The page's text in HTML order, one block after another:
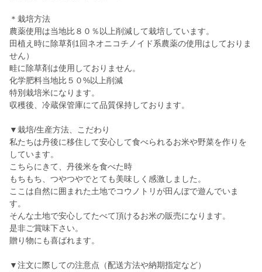
＊栽培方法
農薬使用は当地比８０％以上削減して栽培しています。
田植え時に除草剤1回ネオニコチノイド系農薬の使用はしておりま
せん）
畦に除草剤は使用しておりません。
化学肥料当地比５０%以上削減
特別栽培米になります。
収穫後、冷蔵保管庫にて品質保持しております。
▼栽培/生産方法、こだわり
私たちは丹後に移住して安心して食べられるお米や野菜を作りを
しています。
こちらにきて、丹後米を食べた時
もちもち、つやつやでとても美味しく感激しました。
ここは自然に囲まれた土地でコウノトリが田んぼで遊んでいま
す。
そんな土地で安心してたべて頂けるお米の販売になります。
是非ご賞味下さい。
贈り物にも喜ばれます。
▼注文に際しての注意点（配送方法や納期指定など）